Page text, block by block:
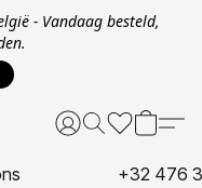
- Vandaag besteld,
+32 476